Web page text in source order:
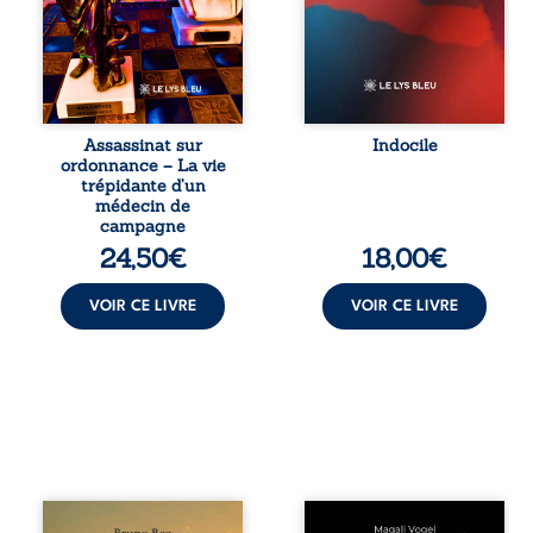
famille, qui revient
sur son parcours
médical, syndical
et ordinal. Depuis
septembre 2013, il
raconte le long
combat qui l’a
conduit à être
écarté du corps
médical, malgré
une décision de
première instance
Assassinat sur
ordonnance – La vie
trépidante d’un
médecin de
campagne
24,50€
VOIR CE LIVRE
sabote, cet
ouvrage parle à
vivent trop fort,
trop vrai, trop tôt.
traversée. Une
langue nue. Une
Indocile
18,00€
VOIR CE LIVRE
Composé en
Qui prend soin de